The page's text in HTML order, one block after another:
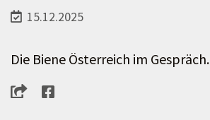
15.12.2025
Die Biene Österreich im Gespräch.